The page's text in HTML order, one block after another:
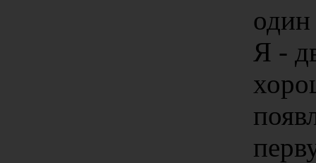
один
Я -